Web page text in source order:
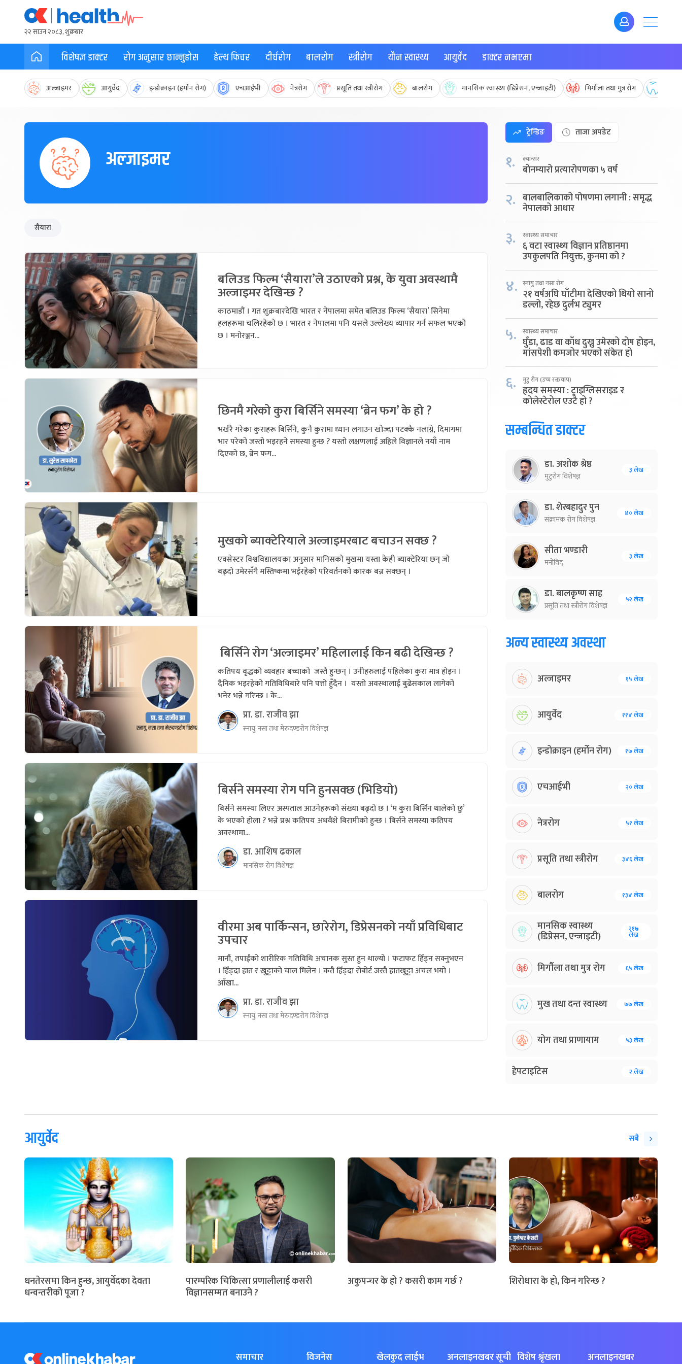
२२ साउन २०८३, शुक्रबार
विशेषज्ञ डाक्टर रोग अनुसार छान्नुहोस हेल्थ फिचर दीर्घरोग बालरोग स्त्रीरोग यौन स्वास्थ्य आयुर्वेद डाक्टर नभएमा
अल्जाइमर आयुर्वेद इन्डोक्राइन (हर्मोन रोग) एचआईभी नेत्ररोग प्रसूति तथा स्त्रीरोग बालरोग मानसिक स्वास्थ्य (डिप्रेसन, एन्जाइटी) मिर्गौला तथा मुत्र रोग
अल्जाइमर
सैयारा
बलिउड फिल्म ‘सैयारा’ले उठाएको प्रश्न, के युवा अवस्थामै
अल्जाइमर देखिन्छ ?
काठमाडौं । गत शुक्रबारदेखि भारत र नेपालमा समेत बलिउड फिल्म ‘सैयारा’ सिनेमा
हलहरूमा चलिरहेको छ । भारत र नेपालमा पनि यसले उल्लेख्य व्यापार गर्न सफल भएको
छ । मनोरञ्जन...
छिनमै गरेको कुरा बिर्सिने समस्या ‘ब्रेन फग’ के हो ?
भर्खरै गरेका कुराहरू बिर्सिने, कुनै कुरामा ध्यान लगाउन खोज्दा पटक्कै नलाग्ने, दिमागमा
भार परेको जस्तो भइरहने समस्या हुन्छ ? यस्तो लक्षणलाई अहिले विज्ञानले नयाँ नाम
दिएको छ, ब्रेन फग...
मुखको ब्याक्टेरियाले अल्जाइमरबाट बचाउन सक्छ ?
एक्सेस्टर विश्वविद्यालयका अनुसार मानिसको मुखमा यस्ता केही ब्याक्टेरिया छन् जो
बढ्दो उमेरसँगै मस्तिष्कमा भईरहेको परिवर्तनको कारक बन्न सक्छन् ।
बिर्सिने रोग ‘अल्जाइमर’ महिलालाई किन बढी देखिन्छ ?
कतिपय वृद्धको व्यवहार बच्चाको जस्तै हुन्छन् । उनीहरुलाई पहिलेका कुरा मात्र होइन ।
दैनिक भइरहेको गतिविधिबारे पनि पत्तो हुँदैन । यस्तो अवस्थालाई बुढेसकाल लागेको
भनेर भन्ने गरिन्छ । के...
प्रा. डा. राजीव झा
स्नायु, नसा तथा मेरुदण्डरोग विशेषज्ञ
बिर्सने समस्या रोग पनि हुनसक्छ (भिडियो)
बिर्सने समस्या लिएर अस्पताल आउनेहरूको संख्या बढ्दो छ । ‘म कुरा बिर्सिन थालेको छु’
के भएको होला ? भन्ने प्रश्न कतिपय अधवैंशे बिरामीको हुन्छ । बिर्सने समस्या कतिपय
अवस्थामा...
डा. आशिष ढकाल
मानसिक रोग विशेषज्ञ
वीरमा अब पार्किन्सन, छारेरोग, डिप्रेसनको नयाँ प्रविधिबाट
उपचार
मानौं, तपाईंको शारीरिक गतिविधि अचानक सुस्त हुन थाल्यो । फटाफट हिँड्न सक्नुभएन
। हिँड्दा हात र खुट्टाको चाल मिलेन । कतै हिँड्दा रोबोर्ट जस्तै हातखुट्टा अचल भयो ।
आँखा...
प्रा. डा. राजीव झा
स्नायु, नसा तथा मेरुदण्डरोग विशेषज्ञ
ट्रेन्डिङ ताजा अपडेट
१. क्यान्सर
बोनम्यारो प्रत्यारोपणका ५ वर्ष
२. बालबालिकाको पोषणमा लगानी : समृद्ध
नेपालको आधार
३. स्वास्थ्य समाचार
६ वटा स्वास्थ्य विज्ञान प्रतिष्ठानमा
उपकुलपति नियुक्त, कुनमा को ?
४. स्नायु तथा नसा रोग
२१ वर्षअघि घाँटीमा देखिएको थियो सानो
डल्लो, रहेछ दुर्लभ ट्युमर
५. स्वास्थ्य समाचार
घुँडा, ढाड वा काँध दुख्नु उमेरको दोष होइन,
मांसपेशी कमजोर भएको संकेत हो
६. मुटु रोग (उच्च रक्तचाप)
हृदय समस्या : ट्राइग्लिसराइड र
कोलेस्टेरोल एउटै हो ?
सम्बन्धित डाक्टर
डा. अशोक श्रेष्ठ
मुटुरोग विशेषज्ञ
३ लेख
डा. शेरबहादुर पुन
संक्रामक रोग विशेषज्ञ
४० लेख
सीता भण्डारी
मनोविद्
३ लेख
डा. बालकृष्ण साह
प्रसूति तथा स्त्रीरोग विशेषज्ञ
५२ लेख
अन्य स्वास्थ्य अवस्था
अल्जाइमर १५ लेख
आयुर्वेद ११४ लेख
इन्डोक्राइन (हर्मोन रोग) १७ लेख
एचआईभी २० लेख
नेत्ररोग ५१ लेख
प्रसूति तथा स्त्रीरोग ३४६ लेख
बालरोग १३४ लेख
मानसिक स्वास्थ्य
(डिप्रेसन, एन्जाइटी)
२१७
लेख
मिर्गौला तथा मुत्र रोग ६५ लेख
मुख तथा दन्त स्वास्थ्य ७७ लेख
योग तथा प्राणायाम ५३ लेख
हेपटाइटिस २ लेख
आयुर्वेद सबै
धनतेरसमा किन हुन्छ, आयुर्वेदका देवता
धन्वन्तरीको पूजा ?
पारम्परिक चिकित्सा प्रणालीलाई कसरी
विज्ञानसम्मत बनाउने ?
अकुपन्चर के हो ? कसरी काम गर्छ ? शिरोधारा के हो, किन गरिन्छ ?
समाचार विजनेस खेलकुद लाईभ अनलाइनखबर सूची विशेष श्रृंखला अनलाइनखबर